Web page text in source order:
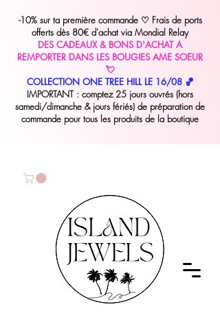
-10% sur ta première commande ♡ Frais de ports
offerts dès 80€ d'achat via Mondial Relay
DES CADEAUX & BONS D'ACHAT A
REMPORTER DANS LES BOUGIES AME SOEUR
💘
COLLECTION ONE TREE HILL LE 16/08 🏀
IMPORTANT : comptez 25 jours ouvrés (hors
samedi/dimanche & jours fériés) de préparation de
commande pour tous les produits de la boutique